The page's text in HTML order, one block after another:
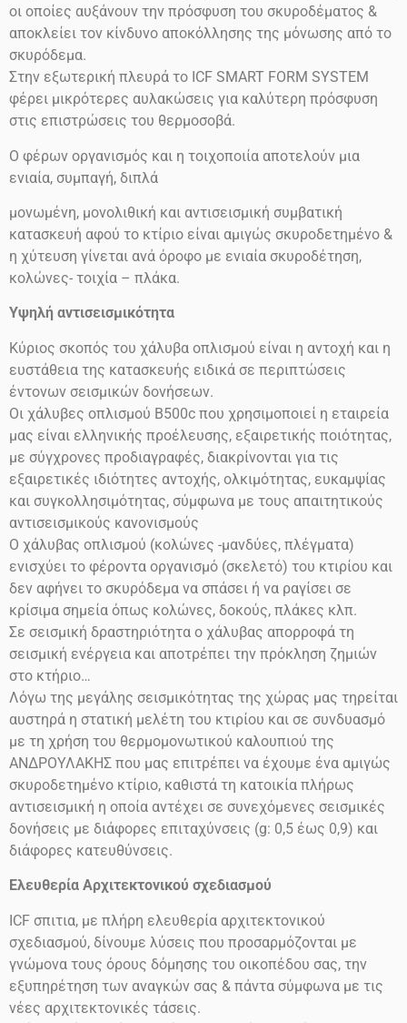
οι οποίες αυξάνουν την πρόσφυση του σκυροδέματος &
αποκλείει τον κίνδυνο αποκόλλησης της μόνωσης από το
σκυρόδεμα.
Στην εξωτερική πλευρά το ICF SMART FORM SYSTEM
φέρει μικρότερες αυλακώσεις για καλύτερη πρόσφυση
στις επιστρώσεις του θερμοσοβά.
Ο φέρων οργανισμός και η τοιχοποιία αποτελούν μια
ενιαία, συμπαγή, διπλά
μονωμένη, μονολιθική και αντισεισμική συμβατική
κατασκευή αφού το κτίριο είναι αμιγώς σκυροδετημένο &
η χύτευση γίνεται ανά όροφο με ενιαία σκυροδέτηση,
κολώνες- τοιχία – πλάκα.
Υψηλή αντισεισμικότητα
Κύριος σκοπός του χάλυβα οπλισμού είναι η αντοχή και η
ευστάθεια της κατασκευής ειδικά σε περιπτώσεις
έντονων σεισμικών δονήσεων.
Οι χάλυβες οπλισμού Β500c που χρησιμοποιεί η εταιρεία
μας είναι ελληνικής προέλευσης, εξαιρετικής ποιότητας,
με σύγχρονες προδιαγραφές, διακρίνονται για τις
εξαιρετικές ιδιότητες αντοχής, ολκιμότητας, ευκαμψίας
και συγκολλησιμότητας, σύμφωνα με τους απαιτητικούς
αντισεισμικούς κανονισμούς
Ο χάλυβας οπλισμού (κολώνες -μανδύες, πλέγματα)
ενισχύει το φέροντα οργανισμό (σκελετό) του κτιρίου και
δεν αφήνει το σκυρόδεμα να σπάσει ή να ραγίσει σε
κρίσιμα σημεία όπως κολώνες, δοκούς, πλάκες κλπ.
Σε σεισμική δραστηριότητα ο χάλυβας απορροφά τη
σεισμική ενέργεια και αποτρέπει την πρόκληση ζημιών
στο κτήριο…
Λόγω της μεγάλης σεισμικότητας της χώρας μας τηρείται
αυστηρά η στατική μελέτη του κτιρίου και σε συνδυασμό
με τη χρήση του θερμομονωτικού καλουπιού της
ΑΝΔΡΟΥΛΑΚΗΣ που μας επιτρέπει να έχουμε ένα αμιγώς
σκυροδετημένο κτίριο, καθιστά τη κατοικία πλήρως
αντισεισμική η οποία αντέχει σε συνεχόμενες σεισμικές
δονήσεις με διάφορες επιταχύνσεις (g: 0,5 έως 0,9) και
διάφορες κατευθύνσεις.
Ελευθερία Αρχιτεκτονικού σχεδιασμού
ICF σπιτια, με πλήρη ελευθερία αρχιτεκτονικού
σχεδιασμού, δίνουμε λύσεις που προσαρμόζονται με
γνώμονα τους όρους δόμησης του οικοπέδου σας, την
εξυπηρέτηση των αναγκών σας & πάντα σύμφωνα με τις
νέες αρχιτεκτονικές τάσεις.